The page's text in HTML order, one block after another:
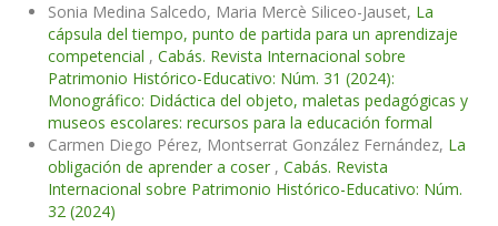
Sonia Medina Salcedo, Maria Mercè Siliceo-Jauset, La
cápsula del tiempo, punto de partida para un aprendizaje
competencial , Cabás. Revista Internacional sobre
Patrimonio Histórico-Educativo: Núm. 31 (2024):
Monográfico: Didáctica del objeto, maletas pedagógicas y
museos escolares: recursos para la educación formal
Carmen Diego Pérez, Montserrat González Fernández, La
obligación de aprender a coser , Cabás. Revista
Internacional sobre Patrimonio Histórico-Educativo: Núm.
32 (2024)